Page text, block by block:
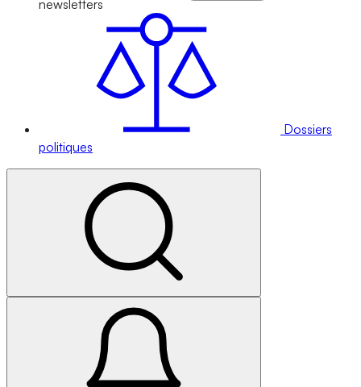
newsletters
Dossiers
politiques